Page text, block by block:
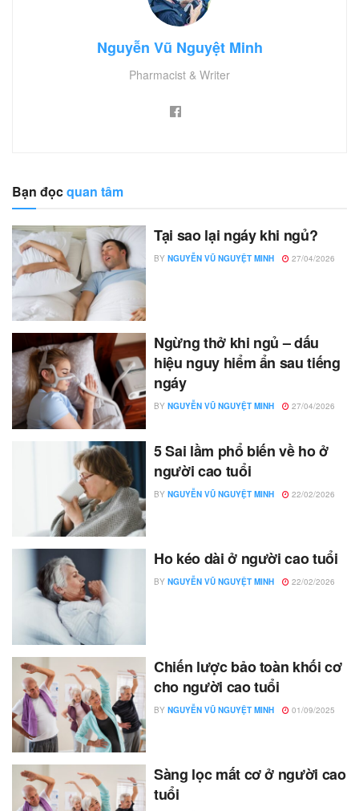
Nguyễn Vũ Nguyệt Minh
Pharmacist & Writer
Bạn đọcquan tâm
Tại sao lại ngáy khi ngủ?
BY NGUYỄN VŨ NGUYỆT MINH 27/04/2026
Ngừng thở khi ngủ – dấu
hiệu nguy hiểm ẩn sau tiếng
ngáy
BY NGUYỄN VŨ NGUYỆT MINH 27/04/2026
5 Sai lầm phổ biến về ho ở
người cao tuổi
BY NGUYỄN VŨ NGUYỆT MINH 22/02/2026
Ho kéo dài ở người cao tuổi
BY NGUYỄN VŨ NGUYỆT MINH 22/02/2026
Chiến lược bảo toàn khối cơ
cho người cao tuổi
BY NGUYỄN VŨ NGUYỆT MINH 01/09/2025
Sàng lọc mất cơ ở người cao
tuổi